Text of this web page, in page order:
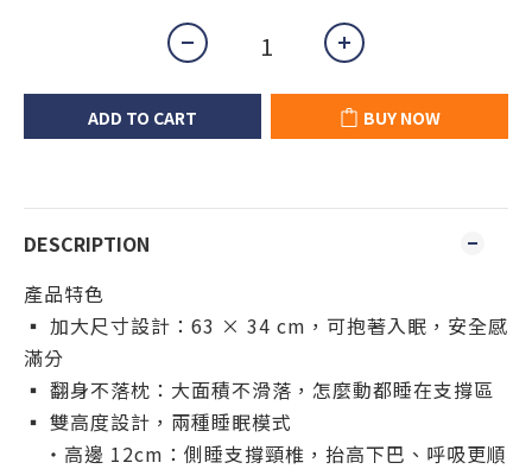
ADD TO CART BUY NOW
DESCRIPTION
產品特色
▪ 加大尺寸設計：63 × 34 cm，可抱著入眠，安全感
滿分
▪ 翻身不落枕：大面積不滑落，怎麼動都睡在支撐區
▪ 雙高度設計，兩種睡眠模式
・高邊 12cm：側睡支撐頸椎，抬高下巴、呼吸更順